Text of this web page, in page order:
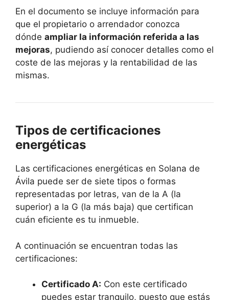
En el documento se incluye información para
que el propietario o arrendador conozca
dónde ampliar la información referida a las
mejoras, pudiendo así conocer detalles como el
coste de las mejoras y la rentabilidad de las
mismas.
Tipos de certificaciones
energéticas
Las certificaciones energéticas en Solana de
Ávila puede ser de siete tipos o formas
representadas por letras, van de la A (la
superior) a la G (la más baja) que certifican
cuán eficiente es tu inmueble.
A continuación se encuentran todas las
certificaciones:
Certificado A: Con este certificado
puedes estar tranquilo, puesto que estás